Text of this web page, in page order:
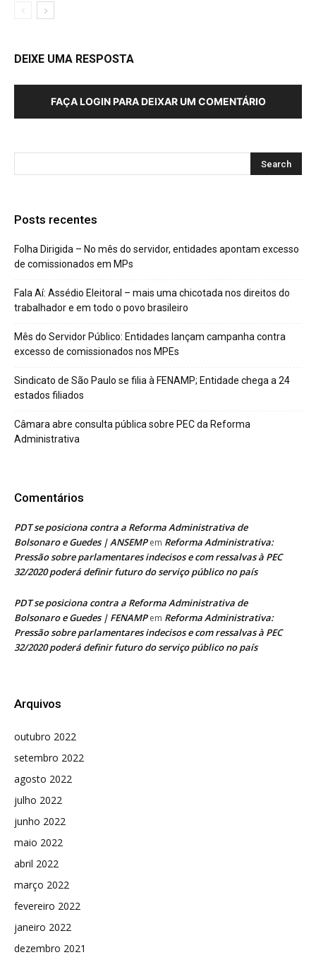
DEIXE UMA RESPOSTA
FAÇA LOGIN PARA DEIXAR UM COMENTÁRIO
Posts recentes
Folha Dirigida – No mês do servidor, entidades apontam excesso
de comissionados em MPs
Fala Aí: Assédio Eleitoral – mais uma chicotada nos direitos do
trabalhador e em todo o povo brasileiro
Mês do Servidor Público: Entidades lançam campanha contra
excesso de comissionados nos MPEs
Sindicato de São Paulo se filia à FENAMP; Entidade chega a 24
estados filiados
Câmara abre consulta pública sobre PEC da Reforma
Administrativa
Comentários
PDT se posiciona contra a Reforma Administrativa de
Bolsonaro e Guedes | ANSEMPem Reforma Administrativa:
Pressão sobre parlamentares indecisos e com ressalvas à PEC
32/2020 poderá definir futuro do serviço público no país
PDT se posiciona contra a Reforma Administrativa de
Bolsonaro e Guedes | FENAMPem Reforma Administrativa:
Pressão sobre parlamentares indecisos e com ressalvas à PEC
32/2020 poderá definir futuro do serviço público no país
Arquivos
outubro 2022
setembro 2022
agosto 2022
julho 2022
junho 2022
maio 2022
abril 2022
março 2022
fevereiro 2022
janeiro 2022
dezembro 2021